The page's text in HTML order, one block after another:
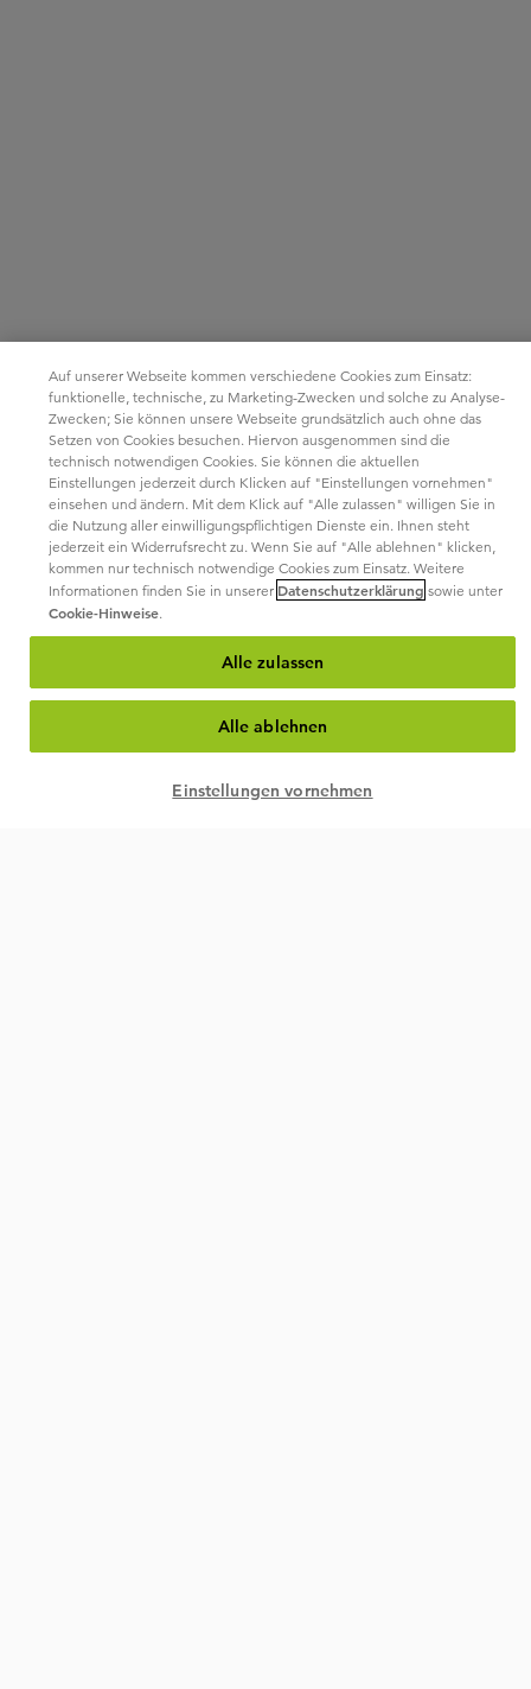
Auf unserer Webseite kommen verschiedene Cookies zum Einsatz:
funktionelle, technische, zu Marketing-Zwecken und solche zu Analyse-
Zwecken; Sie können unsere Webseite grundsätzlich auch ohne das
Setzen von Cookies besuchen. Hiervon ausgenommen sind die
technisch notwendigen Cookies. Sie können die aktuellen
Einstellungen jederzeit durch Klicken auf "Einstellungen vornehmen"
einsehen und ändern. Mit dem Klick auf "Alle zulassen" willigen Sie in
die Nutzung aller einwilligungspflichtigen Dienste ein. Ihnen steht
jederzeit ein Widerrufsrecht zu. Wenn Sie auf "Alle ablehnen" klicken,
kommen nur technisch notwendige Cookies zum Einsatz. Weitere
Informationen finden Sie in unserer Datenschutzerklärung sowie unter
Cookie-Hinweise.
Einstellungen vornehmen
Alle ablehnen
Alle zulassen